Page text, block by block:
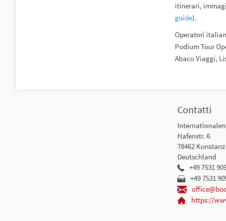
itinerari,
guide).
Operatori
Podium Tour
Abaco Viaggi,
Contatti
Internationalen
Hafenstr. 6
78462 Konstanz
Deutschland
+49 7531
+49 7531
https://